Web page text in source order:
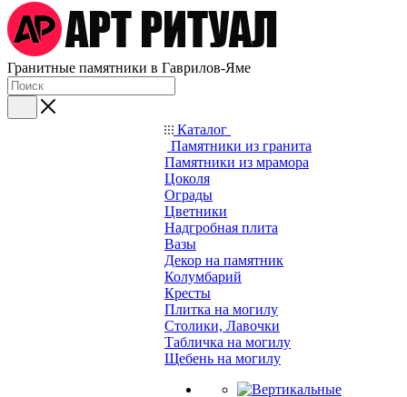
Гранитные памятники в Гаврилов-Яме
Каталог
Памятники из гранита
Памятники из мрамора
Цоколя
Ограды
Цветники
Надгробная плита
Вазы
Декор на памятник
Колумбарий
Кресты
Плитка на могилу
Столики, Лавочки
Табличка на могилу
Щебень на могилу